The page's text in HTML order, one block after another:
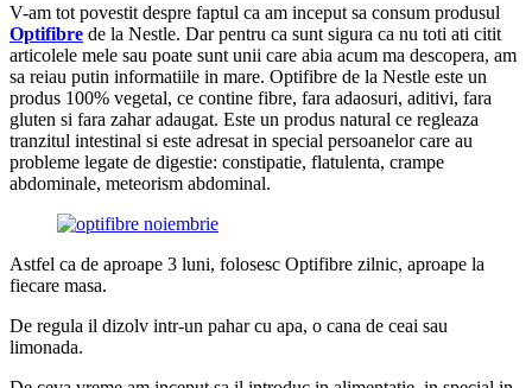
V-am tot povestit despre faptul ca am inceput sa consum produsul
Optifibre de la Nestle. Dar pentru ca sunt sigura ca nu toti ati citit
articolele mele sau poate sunt unii care abia acum ma descopera, am
sa reiau putin informatiile in mare. Optifibre de la Nestle este un
produs 100% vegetal, ce contine fibre, fara adaosuri, aditivi, fara
gluten si fara zahar adaugat. Este un produs natural ce regleaza
tranzitul intestinal si este adresat in special persoanelor care au
probleme legate de digestie: constipatie, flatulenta, crampe
abdominale, meteorism abdominal.
Astfel ca de aproape 3 luni, folosesc Optifibre zilnic, aproape la
fiecare masa.
De regula il dizolv intr-un pahar cu apa, o cana de ceai sau
limonada.